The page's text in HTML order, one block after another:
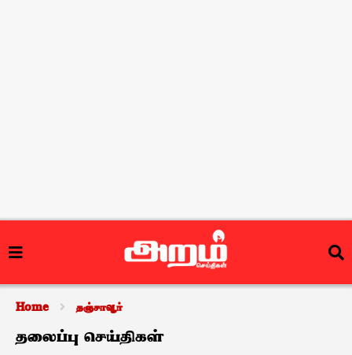
Home தஞ்சாவூர்
தலைப்பு செய்திகள்